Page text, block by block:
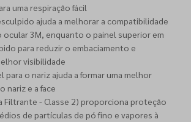
uma respiração fácil
ajuda a melhorar a compatibilidade
ocular 3M, enquanto o painel superior em
para reduzir o embaciamento e
visibilidade
para o nariz ajuda a formar uma melhor
nariz e a face
Filtrante - Classe 2) proporciona proteção
de partículas de pó fino e vapores à